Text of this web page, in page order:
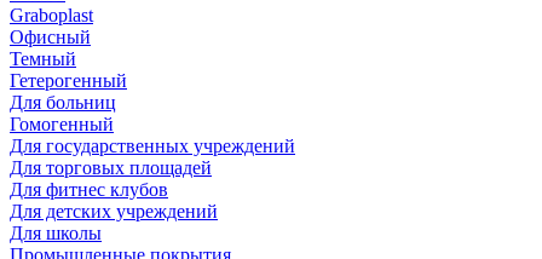
Graboplast
Офисный
Темный
Гетерогенный
Для больниц
Гомогенный
Для государственных учреждений
Для торговых площадей
Для фитнес клубов
Для детских учреждений
Для школы
Промышленные покрытия